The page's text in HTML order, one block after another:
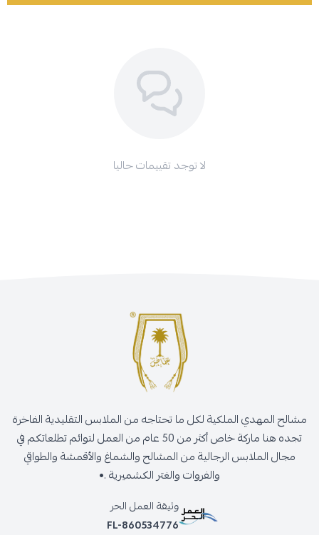
لا توجد تقييمات حاليا
مشالح المهدي الملكية لكل ما تحتاجه من الملابس التقليدية الفاخرة
تجده هنا ماركة خاص أكثر من 50 عام من العمل لتوائم تطلعاتكم في
مجال الملابس الرجالية من المشالح والشماغ والأقمشة والطواقي
والفروات والغتر الكشميرية .•
وثيقة العمل الحر
FL-860534776